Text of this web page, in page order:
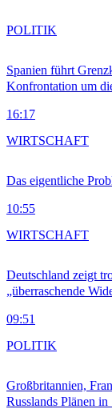
Spanien führt
Konfrontation um
16:17
POLITIK
Das eigentliche
10:55
WIRTSCHAFT
Deutschland zeigt
„überraschende
09:51
WIRTSCHAFT
Großbritannien,
Russlands Plänen in
POLITIK